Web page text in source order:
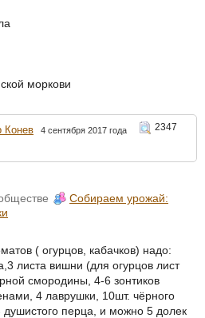
моркови
Конев 4 сентября 2017 года
2347
Собираем урожай:
( огурцов, кабачков) надо:
листа вишни (для огурцов лист
смородины, 4-6 зонтиков
4 лаврушки, 10шт. чёрного
душистого перца, и можно 5 долек